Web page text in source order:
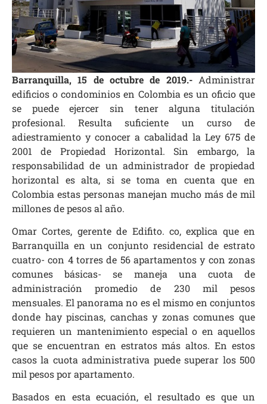
Barranquilla, 15 de octubre de 2019.- Administrar
edificios o condominios en Colombia es un oficio que
se puede ejercer sin tener alguna titulación
profesional. Resulta suficiente un curso de
adiestramiento y conocer a cabalidad la Ley 675 de
2001 de Propiedad Horizontal. Sin embargo, la
responsabilidad de un administrador de propiedad
horizontal es alta, si se toma en cuenta que en
Colombia estas personas manejan mucho más de mil
millones de pesos al año.
Omar Cortes, gerente de Edifito. co, explica que en
Barranquilla en un conjunto residencial de estrato
cuatro- con 4 torres de 56 apartamentos y con zonas
comunes básicas- se maneja una cuota de
administración promedio de 230 mil pesos
mensuales. El panorama no es el mismo en conjuntos
donde hay piscinas, canchas y zonas comunes que
requieren un mantenimiento especial o en aquellos
que se encuentran en estratos más altos. En estos
casos la cuota administrativa puede superar los 500
mil pesos por apartamento.
Basados en esta ecuación, el resultado es que un